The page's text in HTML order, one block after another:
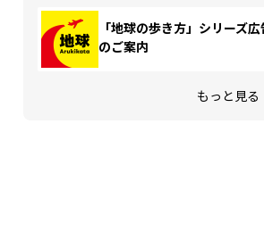
「地球の歩き方」シリーズ広
のご案内
もっと見る